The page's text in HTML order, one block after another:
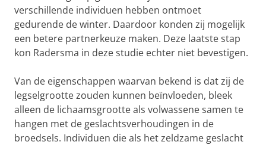
verschillende individuen hebben ontmoet
gedurende de winter. Daardoor konden zij mogelijk
een betere partnerkeuze maken. Deze laatste stap
kon Radersma in deze studie echter niet bevestigen.
Van de eigenschappen waarvan bekend is dat zij de
legselgrootte zouden kunnen beïnvloeden, bleek
alleen de lichaamsgrootte als volwassene samen te
hangen met de geslachtsverhoudingen in de
broedsels. Individuen die als het zeldzame geslacht